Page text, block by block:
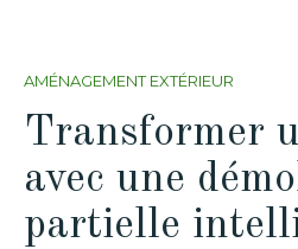
AMÉNAGEMENT EXTÉRIEUR
Transformer
avec une
partielle